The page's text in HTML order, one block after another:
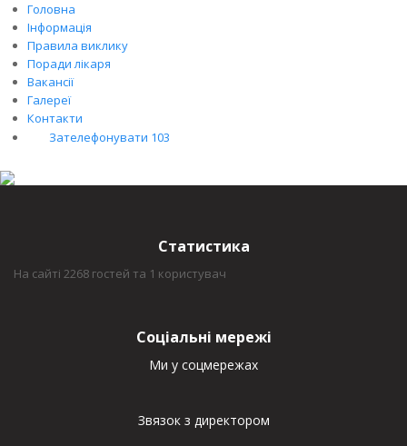
Головна
Інформація
Правила виклику
Поради лікаря
Вакансії
Галереї
Контакти
Зателефонувати 103
Статистика
На сайті 2268 гостей та 1 користувач
Соціальні мережі
Ми у соцмережах
Звязок з директором